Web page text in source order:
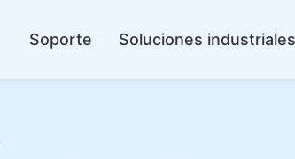
Soporte Soluciones industriales